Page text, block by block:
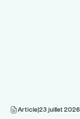
Article 23 juillet 2026